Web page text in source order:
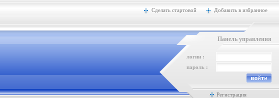
Сделать стартовой Добавить в избранное
Панель управления
логин :
пароль :
Регистрация